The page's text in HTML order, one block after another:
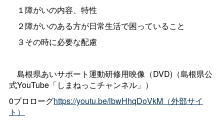
１障がいの内容、特性
２障がいのある方が日常生活で困っていること
３その時に必要な配慮
島根県あいサポート運動研修用映像（DVD)（島根県公
式YouTube「しまねっこチャンネル」）
0プロローグhttps://youtu.be/lbwHhqDoVkM（外部サイ
ト）